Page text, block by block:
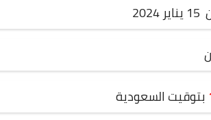
بتوقيت السعودية